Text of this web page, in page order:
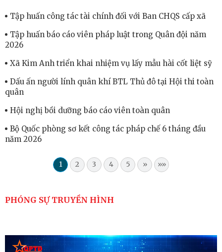
Tập huấn công tác tài chính đối với Ban CHQS cấp xã
Tập huấn báo cáo viên pháp luật trong Quân đội năm
2026
Xã Kim Anh triển khai nhiệm vụ lấy mẫu hài cốt liệt sỹ
Dấu ấn người lính quân khí BTL Thủ đô tại Hội thi toàn
quân
Hội nghị bồi dưỡng báo cáo viên toàn quân
Bộ Quốc phòng sơ kết công tác pháp chế 6 tháng đầu
năm 2026
1 2 3 4 5 » »»
PHÓNG SỰ TRUYỀN HÌNH